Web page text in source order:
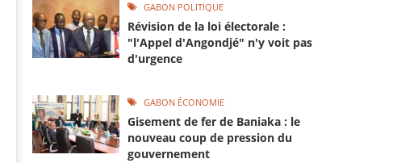
GABON POLITIQUE
Révision de la loi électorale :
"l'Appel d'Angondjé" n'y voit pas
d'urgence
GABON ÉCONOMIE
Gisement de fer de Baniaka : le
nouveau coup de pression du
gouvernement